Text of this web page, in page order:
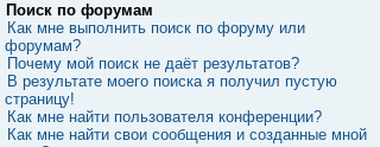
Поиск по форумам
Как мне выполнить поиск по форуму или
форумам?
Почему мой поиск не даёт результатов?
В результате моего поиска я получил пустую
страницу!
Как мне найти пользователя конференции?
Как мне найти свои сообщения и созданные мной